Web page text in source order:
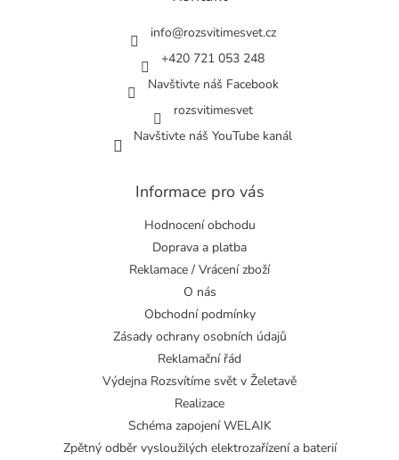
info@rozsvitimesvet.cz
+420 721 053 248
Navštivte náš Facebook
rozsvitimesvet
Navštivte náš YouTube kanál
Informace pro vás
Hodnocení obchodu
Doprava a platba
Reklamace / Vrácení zboží
O nás
Obchodní podmínky
Zásady ochrany osobních údajů
Reklamační řád
Výdejna Rozsvítíme svět v Želetavě
Realizace
Schéma zapojení WELAIK
Zpětný odběr vysloužilých elektrozařízení a baterií